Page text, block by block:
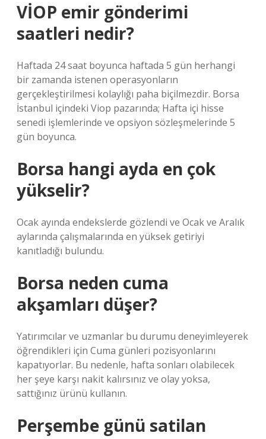
VİOP emir gönderimi
saatleri nedir?
Haftada 24 saat boyunca haftada 5 gün herhangi
bir zamanda istenen operasyonların
gerçekleştirilmesi kolaylığı paha biçilmezdir. Borsa
İstanbul içindeki Viop pazarında; Hafta içi hisse
senedi işlemlerinde ve opsiyon sözleşmelerinde 5
gün boyunca.
Borsa hangi ayda en çok
yükselir?
Ocak ayında endekslerde gözlendi ve Ocak ve Aralık
aylarında çalışmalarında en yüksek getiriyi
kanıtladığı bulundu.
Borsa neden cuma
akşamları düşer?
Yatırımcılar ve uzmanlar bu durumu deneyimleyerek
öğrendikleri için Cuma günleri pozisyonlarını
kapatıyorlar. Bu nedenle, hafta sonları olabilecek
her şeye karşı nakit kalırsınız ve olay yoksa,
sattığınız ürünü kullanın.
Perşembe günü satilan